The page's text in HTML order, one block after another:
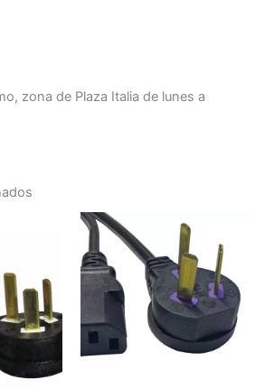
zona de Plaza Italia de lunes a